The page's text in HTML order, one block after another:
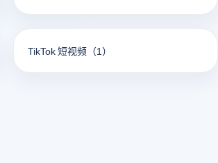
TikTok 短视频 （1）